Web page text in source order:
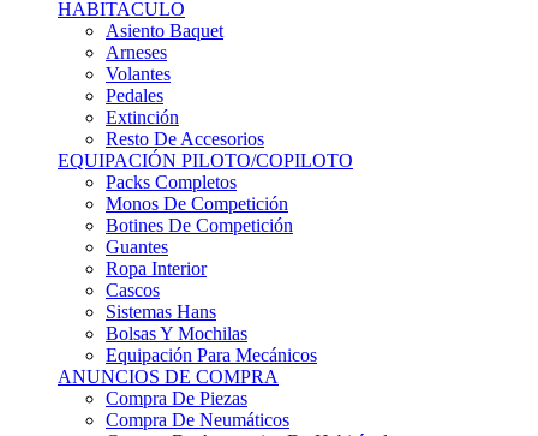
Equipación Para Mecánicos
ANUNCIOS DE COMPRA
Compra De Piezas
Compra De Neumáticos
Compra De Accesorios De Habitáculo
Compra De Equipación
VEHÍCULOS CLÁSICOS
VEHÍCULOS CLÁSICOS
Clásicos De Calle
Clásicos De Competición
Motores
Cajas De Cambio
Carrocería
Suspensiones
Habitáculo
Llantas
Neumáticos
ANUNCIOS DE COMPRA
Compra De Competición